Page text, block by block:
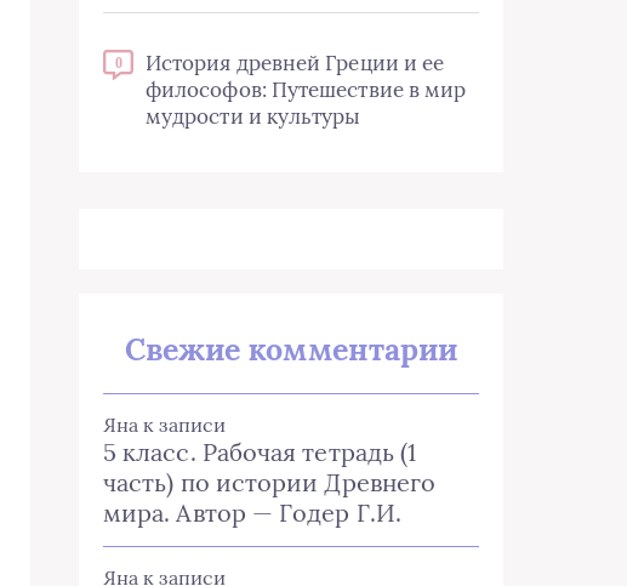
0
История древней Греции и ее
философов: Путешествие в мир
мудрости и культуры
Свежие комментарии
Яна к записи
5 класс. Рабочая тетрадь (1
часть) по истории Древнего
мира. Автор — Годер Г.И.
Яна к записи